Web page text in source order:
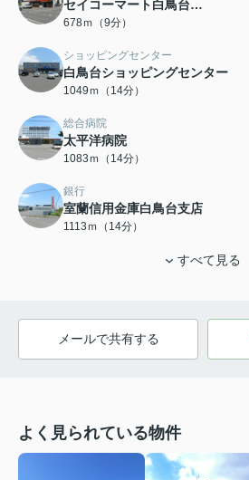
セイコーマート白鳥台…
678ｍ（9分）
ショッピングセンター
白鳥台ショッピングセンター
1049ｍ（14分）
総合病院
太平洋病院
1083ｍ（14分）
銀行
室蘭信用金庫白鳥台支店
1113ｍ（14分）
すべて見る
メールで共有する
よく見られている物件